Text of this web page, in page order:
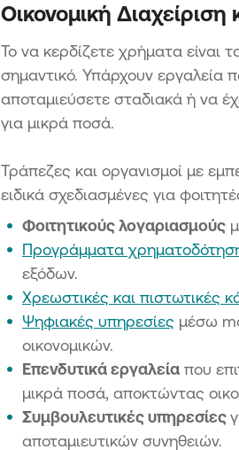
Οικονομική Διαχείριση
Το να κερδίζετε χρήματα είναι
σημαντικό. Υπάρχουν εργαλεία
αποταμιεύσετε σταδιακά ή να
για μικρά ποσά.
Τράπεζες και οργανισμοί με
ειδικά σχεδιασμένες για
Φοιτητικούς λογαριασμούς
Προγράμματα
εξόδων.
Χρεωστικές και πιστωτικές
Ψηφιακές υπηρεσίες μέσω
οικονομικών.
Επενδυτικά εργαλεία που
μικρά ποσά, αποκτώντας
Συμβουλευτικές υπηρεσίες
αποταμιευτικών συνηθειών.